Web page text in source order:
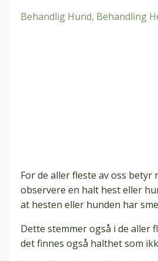
Behandlig Hund Behandling
For de aller fleste av oss betyr
observere en halt hest eller
at hesten eller hunden har
Dette stemmer også i de aller
det finnes også halthet som